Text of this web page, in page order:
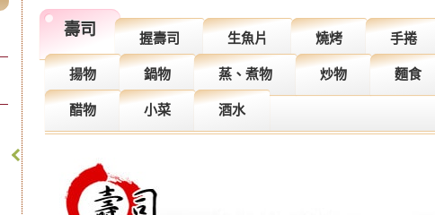
壽司 握壽司 生魚片 燒烤 手捲
揚物 鍋物 蒸、煮物 炒物 麵食
醋物 小菜 酒水